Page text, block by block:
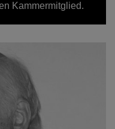
Kammermitglied.